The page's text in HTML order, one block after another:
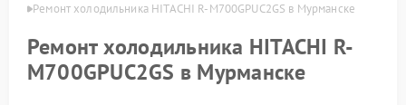
Ремонт холодильника HITACHI R-M700GPUC2GS в Мурманске
Ремонт холодильника HITACHI R-
M700GPUC2GS в Мурманске